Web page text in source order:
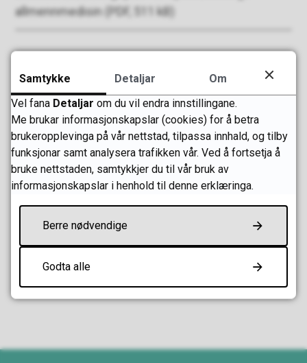
allmennmedisin (PDF, 511 kB)
Planar og strategiar
13.10.2021 10.57
Sist endra 20.02.2026 14.48
Skriv utDel på Facebook
Del på TwitterDel på LinkedIn
Tips en venn
Fann du det du leita etter?
Samtykke Detaljar
Om
Vel fana Detaljar om du vil endra innstillingane.
Me brukar informasjonskapslar (cookies) for å betra
brukeropplevinga på vår nettstad, tilpassa innhald, og tilby
funksjonar samt analysera trafikken vår. Ved å fortsetja å
bruke nettstaden, samtykkjer du til vår bruk av
informasjonskapslar i henhold til denne erklæringa.
Berre nødvendige
Godta alle